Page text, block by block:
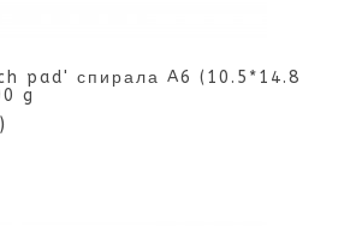
pad' спирала A6 (10.5*14.8
g